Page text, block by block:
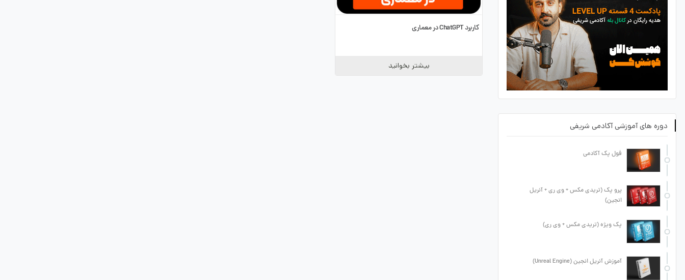
کاربرد ChatGPT در معماری
بیشتر بخوانید
دوره های آموزشی آکادمی شریفی
فول پک آکادمی
پرو پک (تریدی مکس + وی ری + آنریل
انجین)
پک ویژه (تریدی مکس + وی ری)
آموزش آنریل انجین (Unreal Engine)